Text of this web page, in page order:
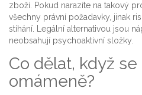
zboží. Pokud narazíte na takový
všechny právní požadavky, jinak
stíhání. Legální alternativou jsou
neobsahují psychoaktivní složky.
Co dělat, když
omámeně?